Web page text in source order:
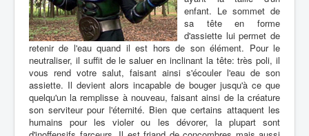
Films
COSAA
Dessins
Artiste Asperger
Lexique
Série
enfant. Le sommet de
sa tête en forme
d'assiette lui permet de
retenir de l'eau quand il est hors de son élément. Pour le
neutraliser, il suffit de le saluer en inclinant la tête: très poli, il
vous rend votre salut, faisant ainsi s'écouler l'eau de son
assiette. Il devient alors incapable de bouger jusqu'à ce que
quelqu'un la remplisse à nouveau, faisant ainsi de la créature
son serviteur pour l'éternité. Bien que certains attaquent les
humains pour les violer ou les dévorer, la plupart sont